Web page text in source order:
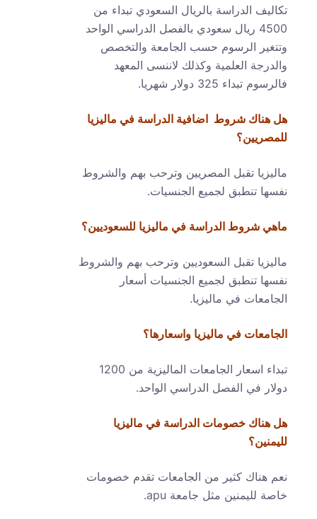
تكاليف الدراسة بالريال السعودي تبداء من
4500 ريال سعودي بالفصل الدراسي الواحد
وتتغير الرسوم حسب الجامعة والتخصص
والدرجة العلمية وكذلك لاننسى المعهد
فالرسوم تبداء 325 دولار شهريا.
هل هناك شروط اضافية الدراسة في ماليزيا
للمصريين؟
ماليزيا تقبل المصريين وترحب بهم والشروط
نفسها تنطبق لجميع الجنسيات.
ماهي شروط الدراسة في ماليزيا للسعوديين؟
ماليزيا تقبل السعوديين وترحب بهم والشروط
نفسها تنطبق لجميع الجنسيات أسعار
الجامعات في ماليزيا.
الجامعات في ماليزيا واسعارها؟
تبداء اسعار الجامعات الماليزية من 1200
دولار في الفصل الدراسي الواحد.
هل هناك خصومات الدراسة في ماليزيا
لليمنين؟
نعم هناك كثير من الجامعات تقدم خصومات
خاصة لليمنين مثل جامعة apu.